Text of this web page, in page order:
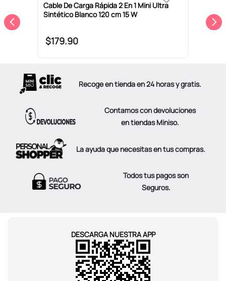
Cable De Carga Rápida 2 En 1 Mini Ultra
Sintético Blanco 120 cm 15 W
$179.90
Recoge en tienda en 24 horas y gratis.
Contamos con devoluciones
en tiendas Miniso.
La ayuda que necesitas en tus compras.
Todos tus pagos son
Seguros.
DESCARGA NUESTRA APP